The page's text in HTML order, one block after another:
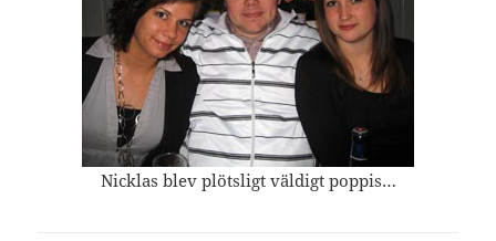
Nicklas blev plötsligt väldigt poppis…